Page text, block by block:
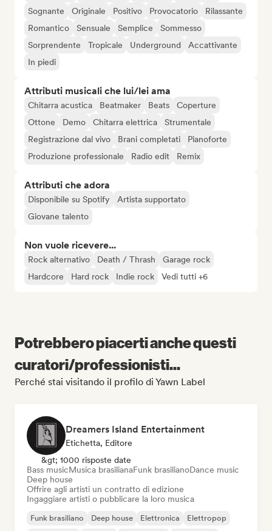
Sognante Originale Positivo Provocatorio
Rilassante
Romantico
Sensuale Semplice
Sommesso
Sorprendente
Tropicale Underground
Accattivante
In piedi
Attributi musicali che lui/lei ama
Chitarra acustica Beatmaker Beats
Coperture
Ottone
Demo Chitarra elettrica
Strumentale
Registrazione dal vivo
Brani completati
Pianoforte
Produzione professionale
Radio edit Remix
Attributi che adora
Disponibile su Spotify
Artista supportato
Giovane talento
Non vuole ricevere...
Rock alternativo Death / Thrash
Garage rock
Hardcore
Hard rock Indie rock Vedi tutti +6
Potrebbero piacerti anche questi
curatori/professionisti...
Perché stai visitando il profilo di Yawn Label
Dreamers Island Entertainment
Etichetta, Editore
&gt; 1000 risposte date
Bass musicMusica brasilianaFunk brasilianoDance music
Deep house
Offrire agli artisti un contratto di edizione
Ingaggiare artisti o pubblicare la loro musica
Funk brasiliano Deep house Elettronica
Elettropop